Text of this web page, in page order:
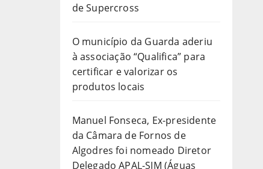
de Supercross
O município da Guarda aderiu
à associação “Qualifica” para
certificar e valorizar os
produtos locais
Manuel Fonseca, Ex-presidente
da Câmara de Fornos de
Algodres foi nomeado Diretor
Delegado APAL-SIM (Águas